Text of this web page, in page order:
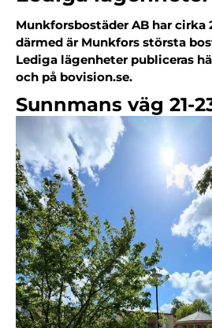
Munkforsbostäder AB har cirka
därmed är Munkfors största
Lediga lägenheter publiceras
och på bovision.se.
Sunnmans väg 21-